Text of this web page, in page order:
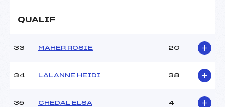
QUALIF
33 MAHER ROSIE 20
34 LALANNE HEIDI 38
35 CHEDAL ELSA 4